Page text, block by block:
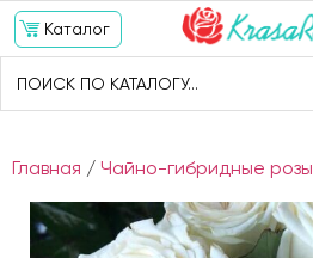
Каталог
Главная / Чайно-гибридные розы